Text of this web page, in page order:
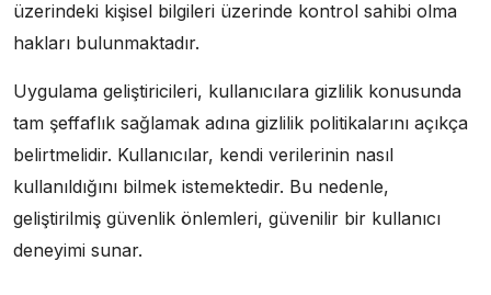
üzerindeki kişisel bilgileri üzerinde kontrol sahibi olma
hakları bulunmaktadır.
Uygulama geliştiricileri, kullanıcılara gizlilik konusunda
tam şeffaflık sağlamak adına gizlilik politikalarını açıkça
belirtmelidir. Kullanıcılar, kendi verilerinin nasıl
kullanıldığını bilmek istemektedir. Bu nedenle,
geliştirilmiş güvenlik önlemleri, güvenilir bir kullanıcı
deneyimi sunar.